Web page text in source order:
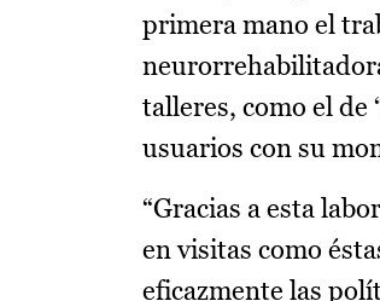
primera mano el
talleres, como el de
usuarios con su
“Gracias a esta
en visitas como
eficazmente las